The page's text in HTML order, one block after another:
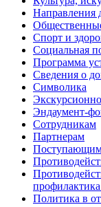
Направления
Спорт и
Социальная
Программа
Сведения о
Символика
Эндаумент-
Сотрудникам
Партнерам
Политика в